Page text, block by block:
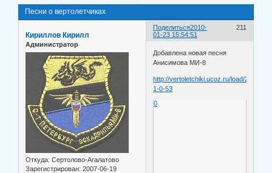
Песни о вертолетчиках
Поделиться 211
2010-
01-23 15:54:51
Кириллов Кирилл
Администратор
Откуда: Сертолово-Агалатово
Зарегистрирован: 2007-06-19
Добавлена новая песня
Анисимова МИ-8
http://vertoletchiki.ucoz.ru/load/2-
1-0-53
0